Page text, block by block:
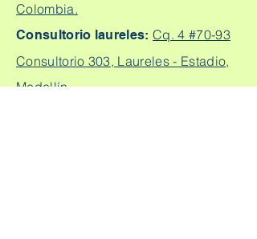
Colombia.
Consultorio laureles:Cq. 4 #70-93
Consultorio 303, Laureles - Estadio,
Medellín